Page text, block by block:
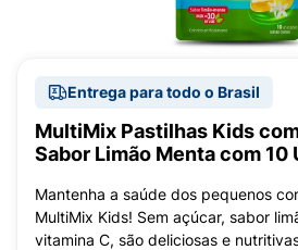
Entrega para todo o Brasil
MultiMix Pastilhas Kids
Sabor Limão Menta com 10
Mantenha a saúde dos pequenos
MultiMix Kids! Sem açúcar, sabor
vitamina C, são deliciosas e